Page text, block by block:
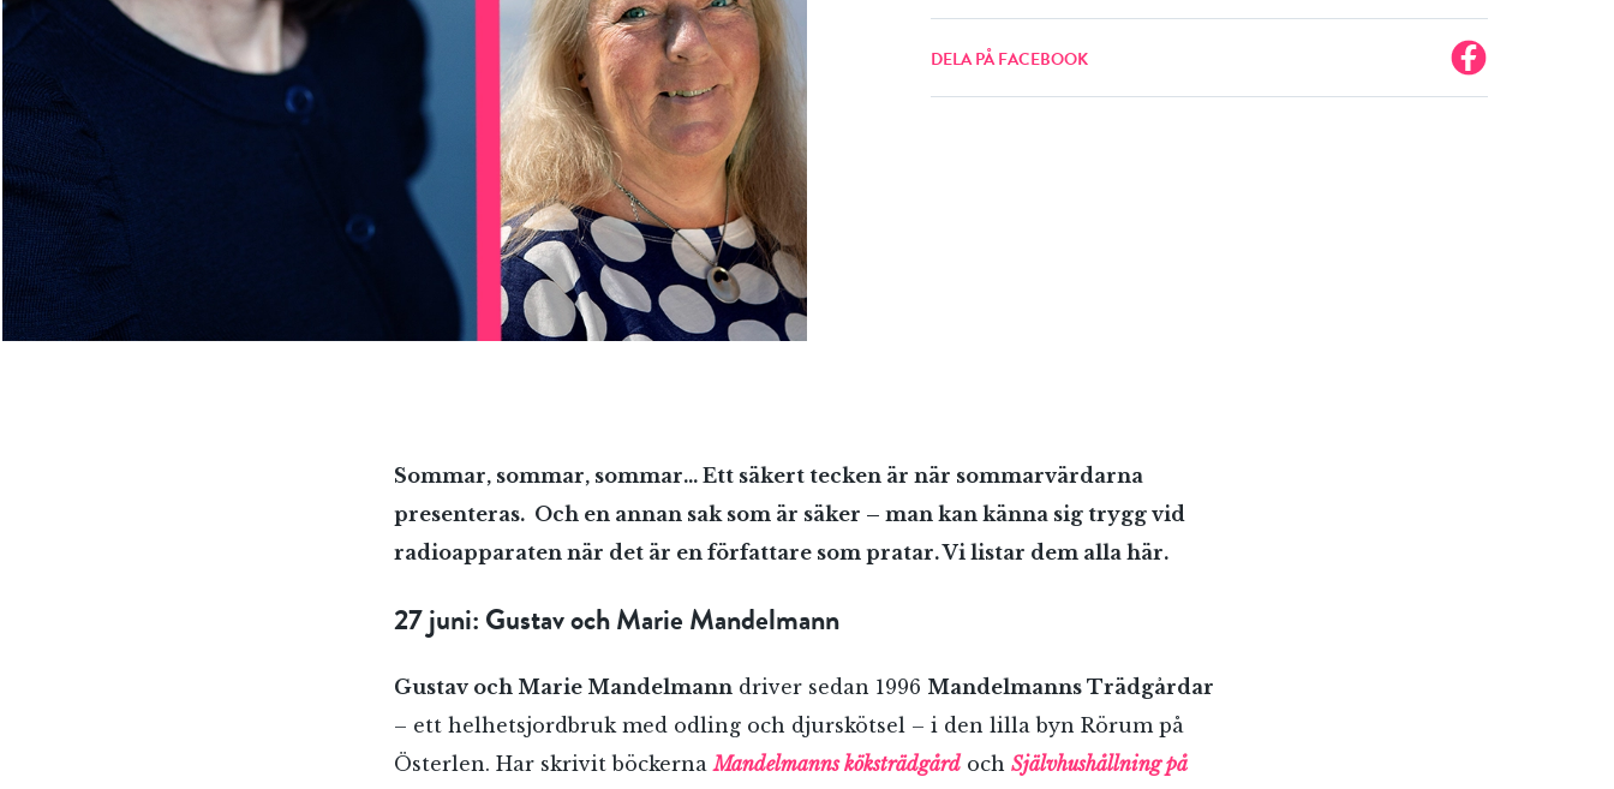
DELA PÅ FACEBOOK
Sommar, sommar, sommar… Ett säkert tecken är när sommarvärdarna
presenteras. Och en annan sak som är säker – man kan känna sig trygg vid
radioapparaten när det är en författare som pratar. Vi listar dem alla här.
27 juni: Gustav och Marie Mandelmann
Gustav och Marie Mandelmann driver sedan 1996 Mandelmanns Trädgårdar
– ett helhetsjordbruk med odling och djurskötsel – i den lilla byn Rörum på
Österlen. Har skrivit böckernaMandelmanns köksträdgård och Självhushållning på